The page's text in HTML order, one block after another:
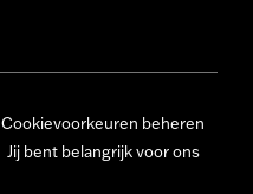
Cookievoorkeuren beheren
Jij bent belangrijk voor ons